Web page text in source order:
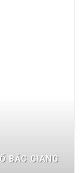
BẮC GIANG